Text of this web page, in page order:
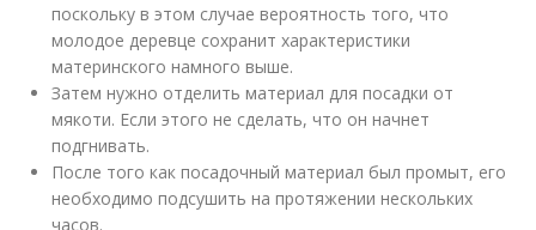
поскольку в этом случае вероятность того, что
молодое деревце сохранит характеристики
материнского намного выше.
Затем нужно отделить материал для посадки от
мякоти. Если этого не сделать, что он начнет
подгнивать.
После того как посадочный материал был промыт, его
необходимо подсушить на протяжении нескольких
часов.